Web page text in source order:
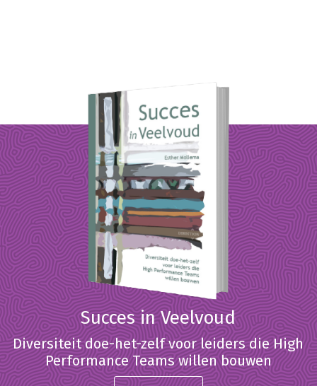
Succes in Veelvoud
Diversiteit doe-het-zelf voor leiders die High
Performance Teams willen bouwen